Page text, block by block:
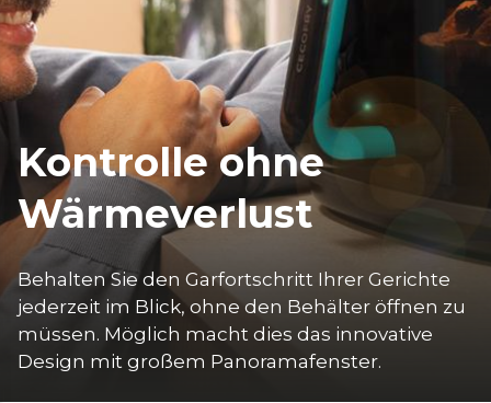
Kontrolle ohne
Wärmeverlust
Behalten Sie den Garfortschritt Ihrer Gerichte
jederzeit im Blick, ohne den Behälter öffnen zu
müssen. Möglich macht dies das innovative
Design mit großem Panoramafenster.